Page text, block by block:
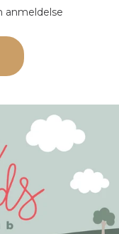
anmeldelse